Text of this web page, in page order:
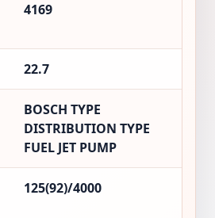
4169
22.7
BOSCH TYPE
DISTRIBUTION TYPE
FUEL JET PUMP
125(92)/4000